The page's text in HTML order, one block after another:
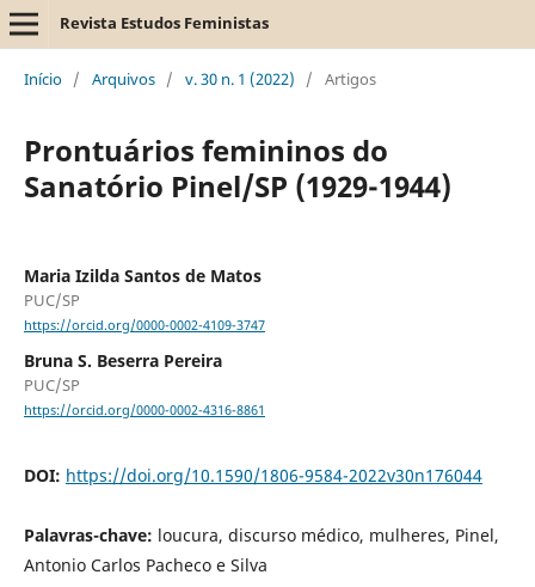
Revista Estudos Feministas
Início / Arquivos / v. 30 n. 1 (2022) / Artigos
Prontuários femininos do
Sanatório Pinel/SP (1929-1944)
Maria Izilda Santos de Matos
PUC/SP
https://orcid.org/0000-0002-4109-3747
Bruna S. Beserra Pereira
PUC/SP
https://orcid.org/0000-0002-4316-8861
DOI: https://doi.org/10.1590/1806-9584-2022v30n176044
Palavras-chave: loucura, discurso médico, mulheres, Pinel,
Antonio Carlos Pacheco e Silva